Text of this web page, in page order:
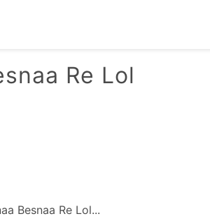
Re Lol
Besnaa Re Lol...